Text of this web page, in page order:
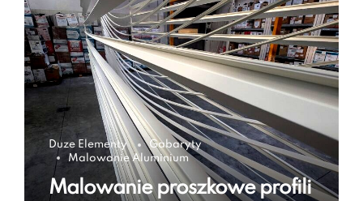
Duze Elementy
Gabaryty
Malowanie Aluminium
Malowanie proszkowe profili